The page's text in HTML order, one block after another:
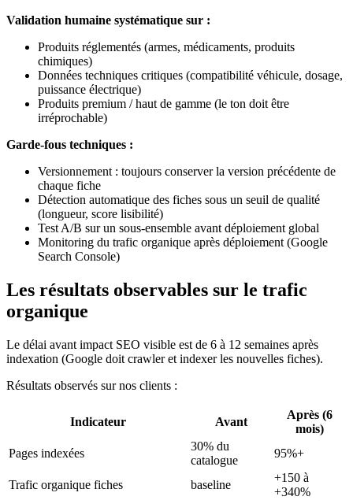
Validation humaine systématique sur :
Produits réglementés (armes, médicaments, produits
chimiques)
Données techniques critiques (compatibilité véhicule, dosage,
puissance électrique)
Produits premium / haut de gamme (le ton doit être
irréprochable)
Garde-fous techniques :
Versionnement : toujours conserver la version précédente de
chaque fiche
Détection automatique des fiches sous un seuil de qualité
(longueur, score lisibilité)
Test A/B sur un sous-ensemble avant déploiement global
Monitoring du trafic organique après déploiement (Google
Search Console)
Les résultats observables sur le trafic
organique
Le délai avant impact SEO visible est de 6 à 12 semaines après
indexation (Google doit crawler et indexer les nouvelles fiches).
Résultats observés sur nos clients :
Indicateur Avant
Après (6
mois)
Pages indexées
30% du
catalogue
95%+
Trafic organique fiches baseline
+150 à
+340%